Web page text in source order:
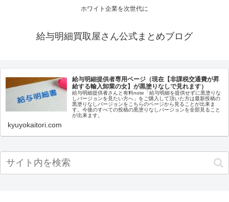
ホワイト企業を次世代に
給与明細買取屋さん公式まとめブログ
給与明細提供者専用ページ（現在【非課税交通費が昇
給する輸入卸業の女】が黒塗りなしで見れます）
給与明細提供者さんと有料note「給与明細を提供せずに黒塗りな
しバージョンを見たい方へ」をご購入して頂いた方は最新投稿の
黒塗りなしバージョンをこちらのページから見ることが出来ま
す。今後のすべての投稿の黒塗りなしバージョンを全部見ること
が出来ます。
kyuyokaitori.com